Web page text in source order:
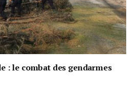
: le combat des gendarmes